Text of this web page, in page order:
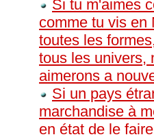
Si tu m'aimes
comme tu vis en
toutes les
tous les univers,
aimerons a
Si un pays
marchandise à
en état de le